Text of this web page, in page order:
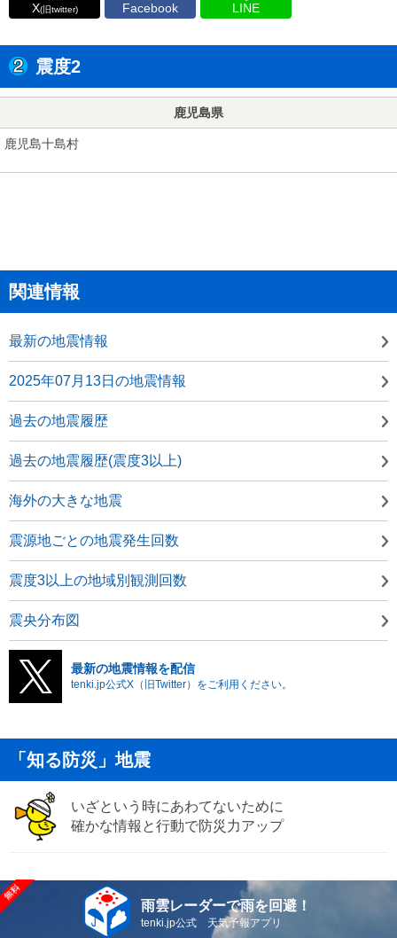
X(旧twitter) Facebook LINE
震度2
鹿児島県
鹿児島十島村
関連情報
最新の地震情報
2025年07月13日の地震情報
過去の地震履歴
過去の地震履歴(震度3以上)
海外の大きな地震
震源地ごとの地震発生回数
震度3以上の地域別観測回数
震央分布図
最新の地震情報を配信
tenki.jp公式X（旧Twitter）をご利用ください。
「知る防災」地震
いざという時にあわてないために
確かな情報と行動で防災力アップ
雨雲レーダーで雨を回避！
tenki.jp公式 天気予報アプリ